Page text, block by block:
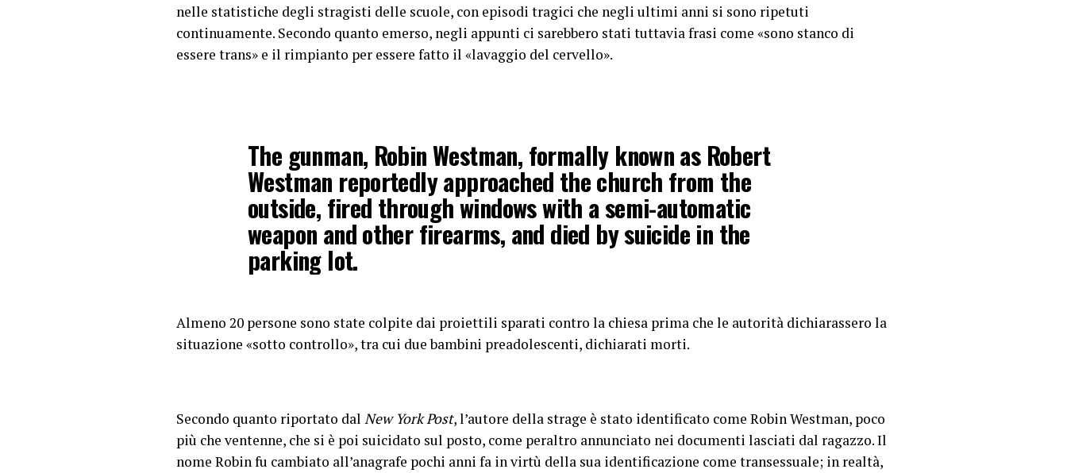
nelle statistiche degli stragisti delle scuole, con episodi tragici che negli ultimi anni si sono ripetuti
continuamente. Secondo quanto emerso, negli appunti ci sarebbero stati tuttavia frasi come «sono stanco di
essere trans» e il rimpianto per essere fatto il «lavaggio del cervello».
The gunman, Robin Westman, formally known as Robert
Westman reportedly approached the church from the
outside, fired through windows with a semi-automatic
weapon and other firearms, and died by suicide in the
parking lot.
Minnesota court records confirm that Robin Westman,…
pic.twitter.com/2Afw1hrjVb
Almeno 20 persone sono state colpite dai proiettili sparati contro la chiesa prima che le autorità dichiarassero la
situazione «sotto controllo», tra cui due bambini preadolescenti, dichiarati morti.
Secondo quanto riportato dal New York Post, l’autore della strage è stato identificato come Robin Westman, poco
più che ventenne, che si è poi suicidato sul posto, come peraltro annunciato nei documenti lasciati dal ragazzo. Il
nome Robin fu cambiato all’anagrafe pochi anni fa in virtù della sua identificazione come transessuale; in realtà,